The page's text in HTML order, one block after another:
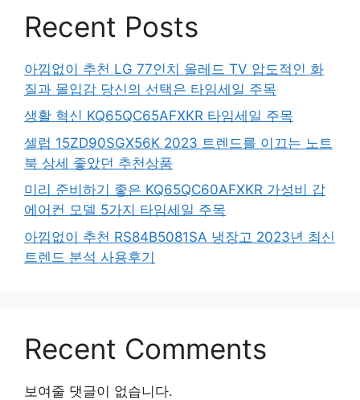
Recent Posts
아낌없이 추천 LG 77인치 올레드 TV 압도적인 화
질과 몰입감 당신의 선택은 타임세일 주목
생활 혁신 KQ65QC65AFXKR 타임세일 주목
셀럽 15ZD90SGX56K 2023 트렌드를 이끄는 노트
북 상세 좋았던 추천상품
미리 준비하기 좋은 KQ65QC60AFXKR 가성비 갑
에어컨 모델 5가지 타임세일 주목
아낌없이 추천 RS84B5081SA 냉장고 2023년 최신
트렌드 분석 사용후기
Recent Comments
보여줄 댓글이 없습니다.